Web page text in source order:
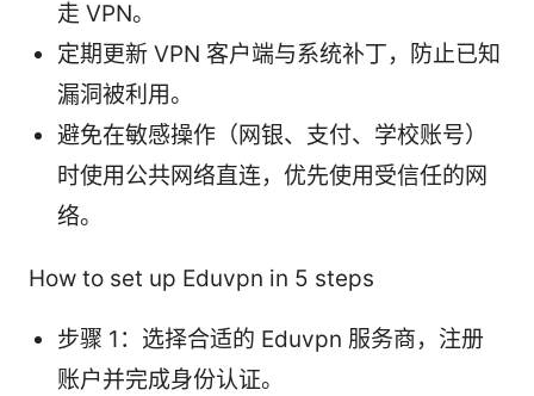
走 VPN。
定期更新 VPN 客户端与系统补丁，防止已知
漏洞被利用。
避免在敏感操作（网银、支付、学校账号）
时使用公共网络直连，优先使用受信任的网
络。
How to set up Eduvpn in 5 steps
步骤 1：选择合适的 Eduvpn 服务商，注册
账户并完成身份认证。